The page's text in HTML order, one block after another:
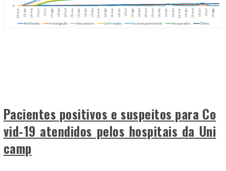
Pacientes positivos e suspeitos para Co
vid-19 atendidos pelos hospitais da Uni
camp